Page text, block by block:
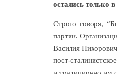
остались только
Строго говоря,
партии.
Василия
пост-